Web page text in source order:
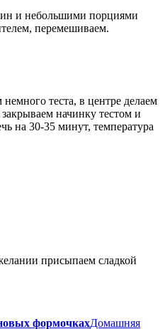
и небольшими порциями
перемешиваем.
теста, в центре делаем
начинку тестом и
на 30-35 минут, температура
присыпаем сладкой
формочкахДомашняя